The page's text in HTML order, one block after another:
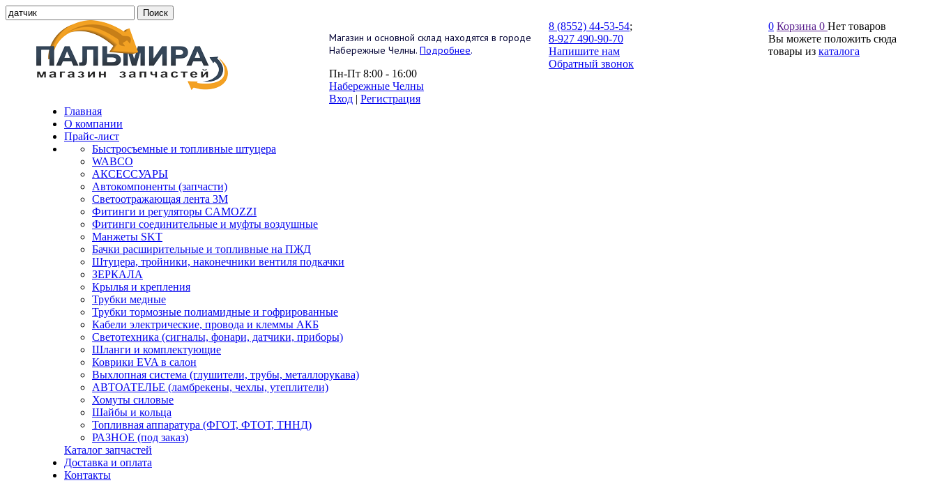
Магазин и основной склад находятся в городе
Набережные Челны. Подробнее.
Пн-Пт 8:00 - 16:00
Набережные Челны
Вход | Регистрация
8 (8552) 44-53-54;
8-927 490-90-70
Напишите нам
Обратный звонок
0 Корзина 0 Нет товаров
Вы можете положить сюда
товары из каталога
Главная
О компании
Прайс-лист
Быстросъемные и топливные штуцера
WABCO
АКСЕССУАРЫ
Автокомпоненты (запчасти)
Светоотражающая лента 3М
Фитинги и регуляторы CAMOZZI
Фитинги соединительные и муфты воздушные
Манжеты SKT
Бачки расширительные и топливные на ПЖД
Штуцера, тройники, наконечники вентиля подкачки
ЗЕРКАЛА
Крылья и крепления
Трубки медные
Трубки тормозные полиамидные и гофрированные
Кабели электрические, провода и клеммы АКБ
Светотехника (сигналы, фонари, датчики, приборы)
Шланги и комплектующие
Коврики EVA в салон
Выхлопная система (глушители, трубы, металлорукава)
АВТОАТЕЛЬЕ (ламбрекены, чехлы, утеплители)
Хомуты силовые
Шайбы и кольца
Топливная аппаратура (ФГОТ, ФТОТ, ТННД)
РАЗНОЕ (под заказ)
Каталог запчастей
Доставка и оплата
Контакты